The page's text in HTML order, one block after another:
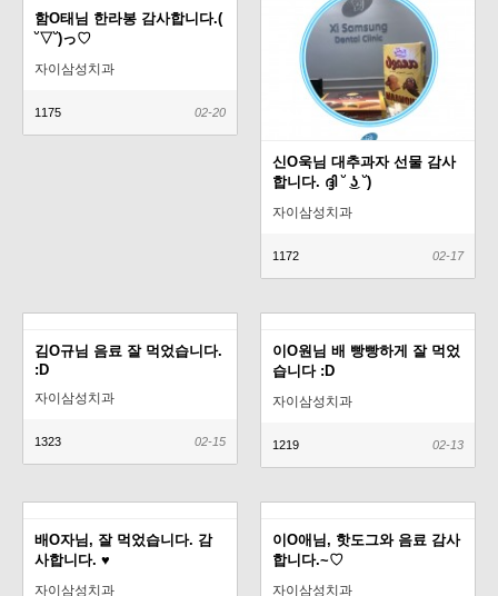
함O태님 한라봉 감사합니다.(
˘▽˘)っ♡
자이삼성치과
1175 02-20
신O욱님 대추과자 선물 감사
합니다. ദ്ദി ˘ ͜ʖ ˘)
자이삼성치과
1172 02-17
김O규님 음료 잘 먹었습니다.
:D
자이삼성치과
1323 02-15
이O원님 배 빵빵하게 잘 먹었
습니다 :D
자이삼성치과
1219 02-13
배O자님, 잘 먹었습니다. 감
사합니다. ♥
자이삼성치과
이O애님, 핫도그와 음료 감사
합니다.~♡
자이삼성치과